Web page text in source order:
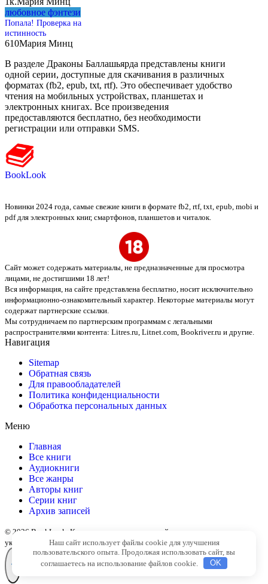
любовное фэнтези
Попала! Проверка на
истинность
610Мария Минц
В разделе Драконы Баллашьярда представлены книги
одной серии, доступные для скачивания в различных
форматах (fb2, epub, txt, rtf). Это обеспечивает удобство
чтения на мобильных устройствах, планшетах и
электронных книгах. Все произведения
предоставляются бесплатно, без необходимости
регистрации или отправки SMS.
BookLook
Новинки 2024 года, самые свежие книги в формате fb2, rtf, txt, epub, mobi и
pdf для электронных книг, смартфонов, планшетов и читалок.
Сайт может содержать материалы, не предназначенные для просмотра
лицами, не достигшими 18 лет!
Вся информация, на сайте представлена бесплатно, носит исключительно
информационно-ознакомительный характер. Некоторые материалы могут
содержат партнерские ссылки.
Мы сотрудничаем по партнерским программам с легальными
распространителями контента: Litres.ru, Litnet.com, Bookriver.ru и другие.
Навигация
Sitemap
Обратная связь
Для правообладателей
Политика конфиденциальности
Обработка персональных данных
Меню
Главная
Все книги
Аудиокниги
Все жанры
Авторы книг
Серии книг
Архив записей
© 2026 BookLook. Копирование материалов сайта разрешено только с
указанием активной ссылки на источник
Наш сайт использует файлы cookie для улучшения
пользовательского опыта. Продолжая использовать сайт, вы
соглашаетесь на использование файлов cookie.
OK